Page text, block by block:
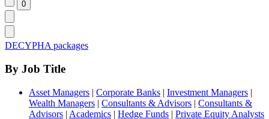
DECYPHA packages
By Job Title
Asset Managers | Corporate Banks | Investment Managers |
Wealth Managers | Consultants & Advisors | Consultants &
Advisors | Academics | Hedge Funds | Private Equity Analysts